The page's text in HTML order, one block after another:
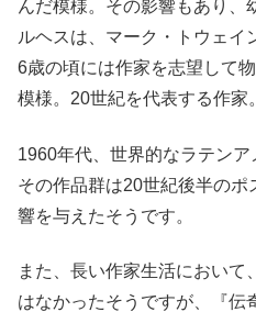
んだ模様。その影響もあり、
ルヘスは、マーク・トウェイ
6歳の頃には作家を志望して
模様。20世紀を代表する作家。
1960年代、世界的なラテンア
その作品群は20世紀後半の
響を与えたそうです。
また、長い作家生活において
はなかったそうですが、『伝